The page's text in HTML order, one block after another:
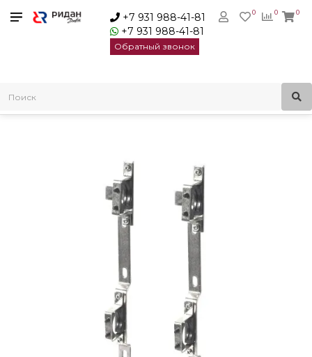
+7 931 988-41-81
+7 931 988-41-81
Обратный звонок
0
0 0
Распределительные коллекторы
распределительных коллекторов | 088U0585